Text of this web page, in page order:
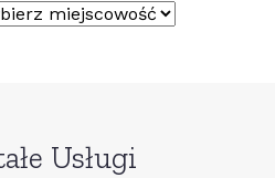
Usługi